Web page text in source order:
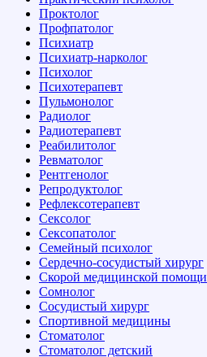
Проктолог
Профпатолог
Психиатр
Психиатр-нарколог
Психолог
Психотерапевт
Пульмонолог
Радиолог
Радиотерапевт
Реабилитолог
Ревматолог
Рентгенолог
Репродуктолог
Рефлексотерапевт
Сексолог
Сексопатолог
Семейный психолог
Сердечно-сосудистый хирург
Скорой медицинской помощи
Сомнолог
Сосудистый хирург
Спортивной медицины
Стоматолог
Стоматолог детский